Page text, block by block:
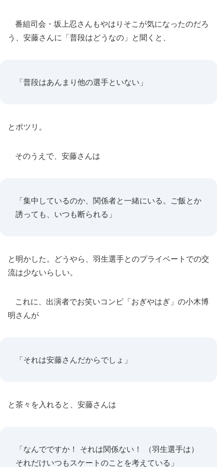
番組司会・坂上忍さんもやはりそこが気になったのだろ
う、安藤さんに「普段はどうなの」と聞くと、
「普段はあんまり他の選手といない」
とポツリ。
そのうえで、安藤さんは
「集中しているのか、関係者と一緒にいる。ご飯とか
誘っても、いつも断られる」
と明かした。どうやら、羽生選手とのプライベートでの交
流は少ないらしい。
これに、出演者でお笑いコンビ「おぎやはぎ」の小木博
明さんが
「それは安藤さんだからでしょ」
と茶々を入れると、安藤さんは
「なんでですか！ それは関係ない！ （羽生選手は）
それだけいつもスケートのことを考えている」